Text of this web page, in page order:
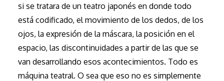
si se tratara de un teatro japonés en donde todo
está codificado, el movimiento de los dedos, de los
ojos, la expresión de la máscara, la posición en el
espacio, las discontinuidades a partir de las que se
van desarrollando esos acontecimientos. Todo es
máquina teatral. O sea que eso no es simplemente